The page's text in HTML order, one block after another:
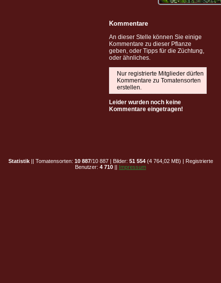
Kommentare
An dieser Stelle können Sie einige
Kommentare zu dieser Pflanze
geben, oder Tipps für die Züchtung,
oder ähnliches.
Nur registrierte Mitglieder dürfen
Kommentare zu Tomatensorten
erstellen.
Leider wurden noch keine
Kommentare eingetragen!
Statistik|| Tomatensorten: 10 887/10 887 | Bilder: 51 554(4 764,02 MB) | Registrierte
Benutzer: 4 710 || Impressum